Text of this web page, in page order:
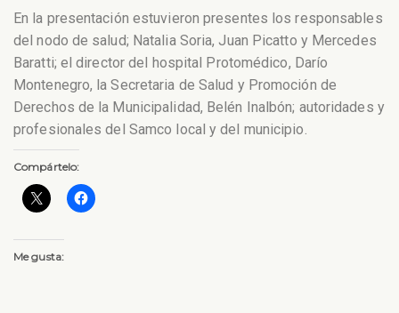
En la presentación estuvieron presentes los responsables
del nodo de salud; Natalia Soria, Juan Picatto y Mercedes
Baratti; el director del hospital Protomédico, Darío
Montenegro, la Secretaria de Salud y Promoción de
Derechos de la Municipalidad, Belén Inalbón; autoridades y
profesionales del Samco local y del municipio.
Compártelo:
Me gusta: